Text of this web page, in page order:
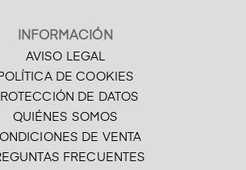
INFORMACIÓN
AVISO LEGAL
DE COOKIES
DE DATOS
QUIÉNES SOMOS
DE VENTA
FRECUENTES